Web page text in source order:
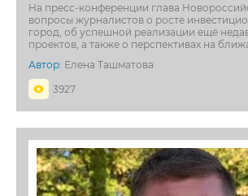
На пресс-конференции глава
вопросы журналистов о росте
город, об успешной реализации ещё
проектов, а также о перспективах на
Автор: Елена Ташматова
3927